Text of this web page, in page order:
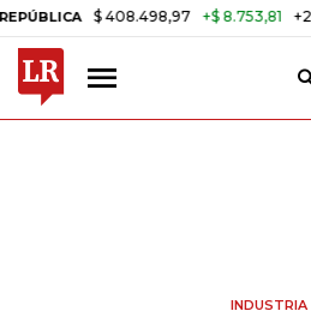
$ 408.498,97 +$ 8.753,81 +2,19%
INDUSTRIA